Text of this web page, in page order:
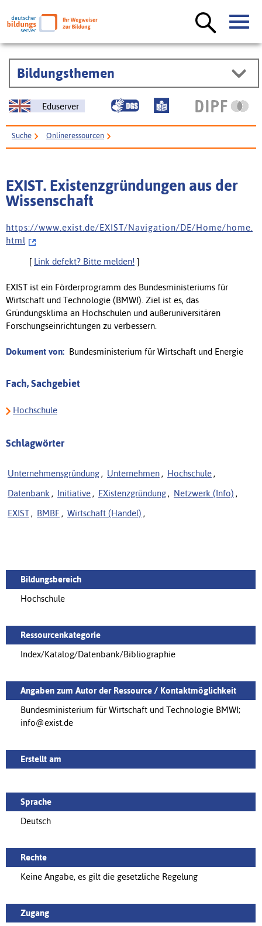
Bildungsthemen
Eduserver
Suche Onlineressourcen
EXIST. Existenzgründungen aus der
Wissenschaft
h t t p s : / / w w w . e x i s t . d e / E X I S T / N a v i g a t i o n / D E / H o m e / h o m e .
h t m l
[ Link defekt? Bitte melden! ]
EXIST ist ein Förderprogramm des Bundesministeriums für
Wirtschaft und Technologie (BMWI). Ziel ist es, das
Gründungsklima an Hochschulen und außeruniversitären
Forschungseinrichtungen zu verbessern.
Dokument von: Bundesministerium für Wirtschaft und Energie
Fach, Sachgebiet
Hochschule
Schlagwörter
Unternehmensgründung , Unternehmen , Hochschule ,
Datenbank , Initiative , EXistenzgründung , Netzwerk (Info) ,
EXIST , BMBF , Wirtschaft (Handel) ,
Bildungsbereich
Hochschule
Ressourcenkategorie
Index/Katalog/Datenbank/Bibliographie
Angaben zum Autor der Ressource / Kontaktmöglichkeit
Bundesministerium für Wirtschaft und Technologie BMWI;
info@exist.de
Erstellt am
Sprache
Deutsch
Rechte
Keine Angabe, es gilt die gesetzliche Regelung
Zugang